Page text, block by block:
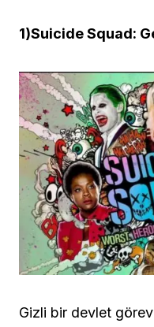
1)Suicide Squad:
Gizli bir devlet